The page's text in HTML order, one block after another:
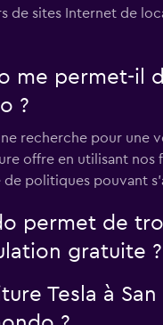
de sites Internet de
me permet-il
?
recherche pour une
offre en utilisant nos
politiques pouvant
permet de
gratuite ?
Tesla à